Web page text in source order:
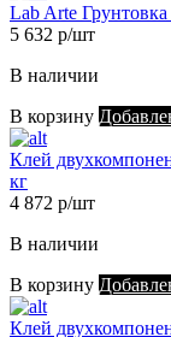
Lab Arte
5 632 р/шт
В наличии
В корзину
Клей
кг
4 872 р/шт
В наличии
В корзину
Клей